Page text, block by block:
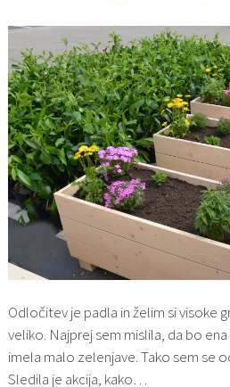
Odločitev je padla in želim si visoke
veliko. Najprej sem mislila, da bo
imela malo zelenjave. Tako sem se
Sledila je akcija, kako…